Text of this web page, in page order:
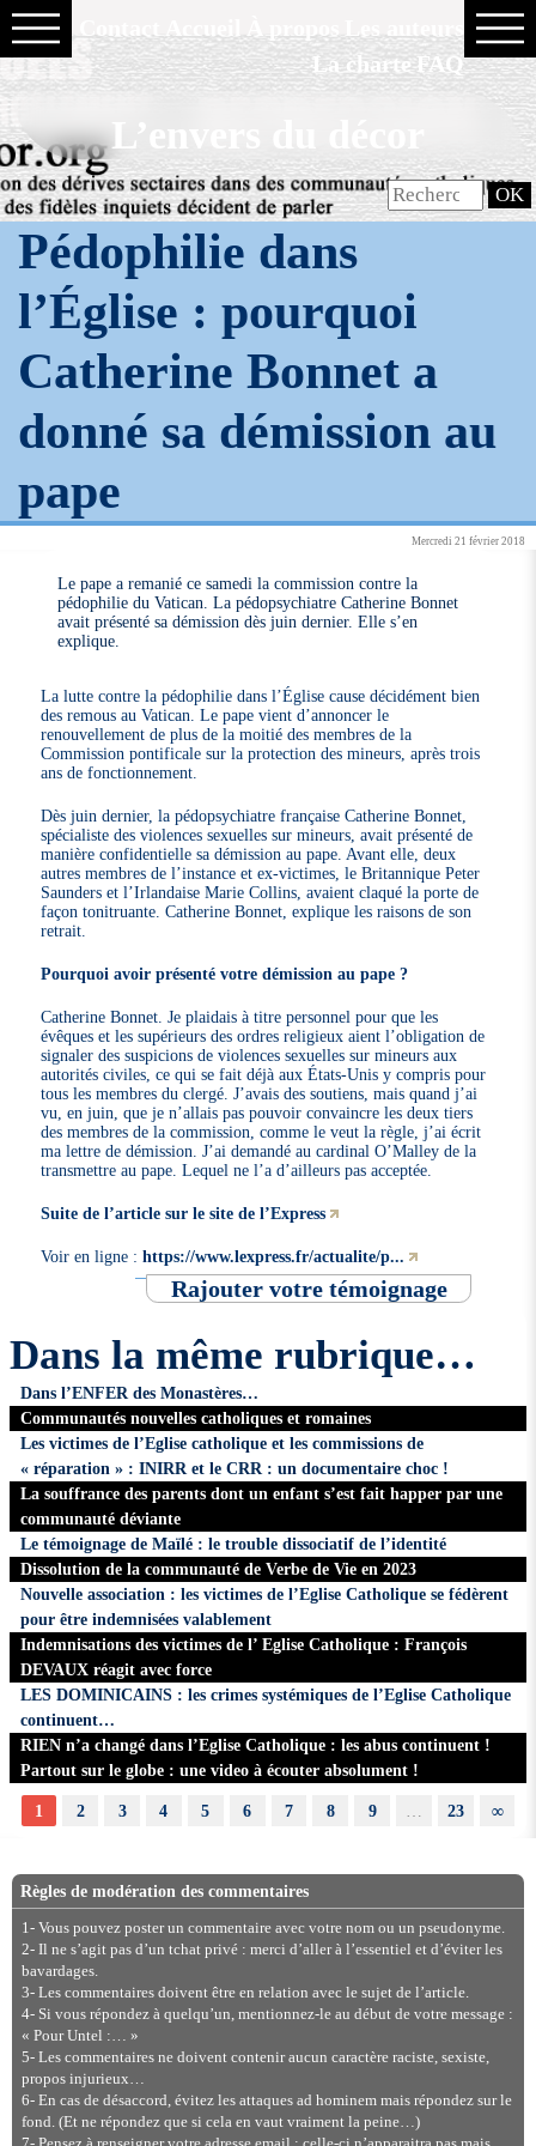
La charte FAQ
L’envers du décor
Pédophilie dans
l’Église : pourquoi
Catherine Bonnet a
donné sa démission au
pape
Mercredi 21 février 2018
Le pape a remanié ce samedi la commission contre la
pédophilie du Vatican. La pédopsychiatre Catherine Bonnet
avait présenté sa démission dès juin dernier. Elle s’en
explique.
La lutte contre la pédophilie dans l’Église cause décidément bien
des remous au Vatican. Le pape vient d’annoncer le
renouvellement de plus de la moitié des membres de la
Commission pontificale sur la protection des mineurs, après trois
ans de fonctionnement.
Dès juin dernier, la pédopsychiatre française Catherine Bonnet,
spécialiste des violences sexuelles sur mineurs, avait présenté de
manière confidentielle sa démission au pape. Avant elle, deux
autres membres de l’instance et ex-victimes, le Britannique Peter
Saunders et l’Irlandaise Marie Collins, avaient claqué la porte de
façon tonitruante. Catherine Bonnet, explique les raisons de son
retrait.
Pourquoi avoir présenté votre démission au pape ?
Catherine Bonnet. Je plaidais à titre personnel pour que les
évêques et les supérieurs des ordres religieux aient l’obligation de
signaler des suspicions de violences sexuelles sur mineurs aux
autorités civiles, ce qui se fait déjà aux États-Unis y compris pour
tous les membres du clergé. J’avais des soutiens, mais quand j’ai
vu, en juin, que je n’allais pas pouvoir convaincre les deux tiers
des membres de la commission, comme le veut la règle, j’ai écrit
ma lettre de démission. J’ai demandé au cardinal O’Malley de la
transmettre au pape. Lequel ne l’a d’ailleurs pas acceptée.
Suite de l’article sur le site de l’Express
Voir en ligne :https://www.lexpress.fr/actualite/p...
Rajouter votre témoignage
Dans la même rubrique…
Dans l’ENFER des Monastères…
Communautés nouvelles catholiques et romaines
Les victimes de l’Eglise catholique et les commissions de
« réparation » : INIRR et le CRR : un documentaire choc !
La souffrance des parents dont un enfant s’est fait happer par une
communauté déviante
Le témoignage de Maïlé : le trouble dissociatif de l’identité
Dissolution de la communauté de Verbe de Vie en 2023
Nouvelle association : les victimes de l’Eglise Catholique se fédèrent
pour être indemnisées valablement
Indemnisations des victimes de l’ Eglise Catholique : François
DEVAUX réagit avec force
LES DOMINICAINS : les crimes systémiques de l’Eglise Catholique
continuent…
RIEN n’a changé dans l’Eglise Catholique : les abus continuent !
Partout sur le globe : une video à écouter absolument !
1 2 3 4 5 6 7 8 9 23 ∞
Règles de modération des commentaires
1- Vous pouvez poster un commentaire avec votre nom ou un pseudonyme.
2- Il ne s’agit pas d’un tchat privé : merci d’aller à l’essentiel et d’éviter les
bavardages.
3- Les commentaires doivent être en relation avec le sujet de l’article.
4- Si vous répondez à quelqu’un, mentionnez-le au début de votre message :
« Pour Untel :… »
5- Les commentaires ne doivent contenir aucun caractère raciste, sexiste,
propos injurieux…
6- En cas de désaccord, évitez les attaques ad hominem mais répondez sur le
fond. (Et ne répondez que si cela en vaut vraiment la peine…)